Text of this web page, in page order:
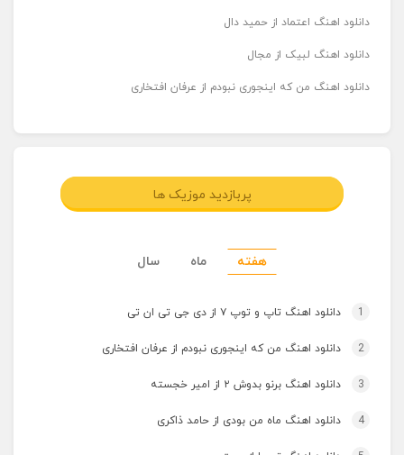
دانلود اهنگ اعتماد از حمید دال
دانلود اهنگ لبیک از مجال
دانلود اهنگ من که اینجوری نبودم از عرفان افتخاری
پربازدید موزیک ها
هفته ماه سال
1 دانلود اهنگ تاپ و توپ ۷ از دی جی تی ان تی
2 دانلود اهنگ من که اینجوری نبودم از عرفان افتخاری
3 دانلود اهنگ برنو بدوش ۲ از امیر خجسته
4 دانلود اهنگ ماه من بودی از حامد ذاکری